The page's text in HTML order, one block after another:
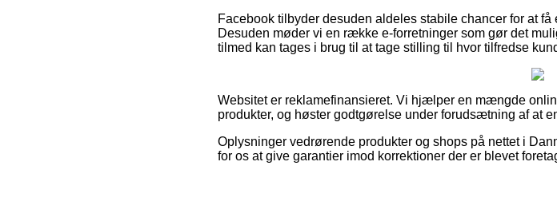
Facebook tilbyder desuden aldeles stabile chancer for at
Desuden møder vi en række e-forretninger som gør det
tilmed kan tages i brug til at tage stilling til hvor tilfredse
Websitet er reklamefinansieret. Vi hjælper en mængde
produkter, og høster godtgørelse under forudsætning af at
Oplysninger vedrørende produkter og shops på nettet i
for os at give garantier imod korrektioner der er blevet